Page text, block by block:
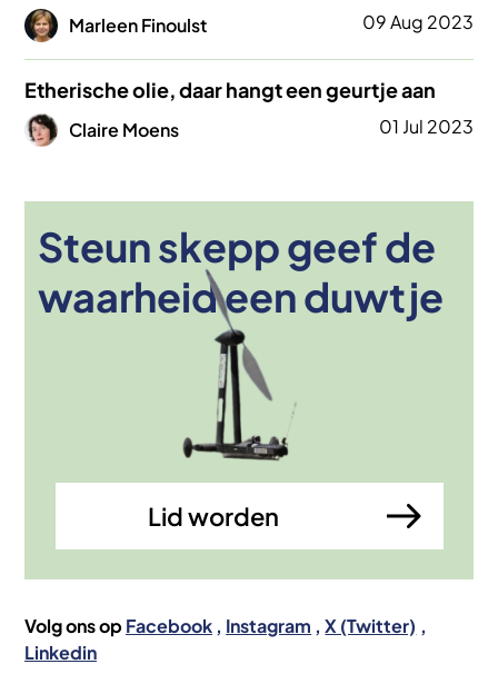
Afbeelding
Marleen Finoulst 09 Aug 2023
Etherische olie, daar hangt een geurtje aan
AfbeeldingClaire Moens 01 Jul 2023
Steun skepp geef de
waarheid een duwtje
Lid worden
Afbeelding
Volg ons op Facebook Instagram
X (Twitter)
Linkedin